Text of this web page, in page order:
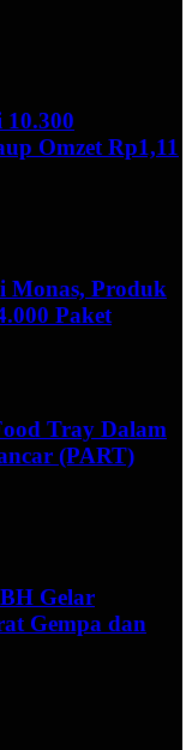
Omzet Rp1,11
Monas, Produk
Paket
Tray Dalam
(PART)
Gelar
Gempa dan